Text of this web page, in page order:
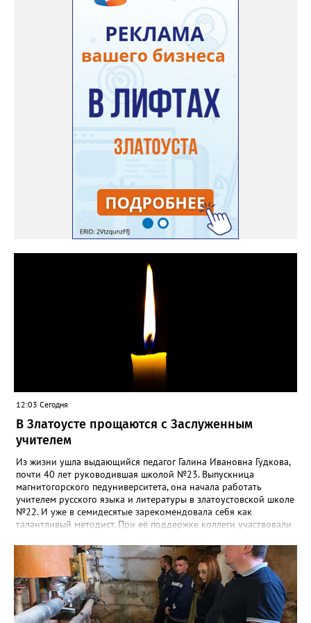
12:03 Сегодня
В Златоусте прощаются с Заслуженным
учителем
Из жизни ушла выдающийся педагог Галина Ивановна Гудкова,
почти 40 лет руководившая школой №23. Выпускница
магнитогорского педуниверситета, она начала работать
учителем русского языка и литературы в златоустовской школе
№22. И уже в семидесятые зарекомендовала себя как
талантливый методист. При её поддержке коллеги участвовали
«Благодаря её мудрому руководству в школе сформировался
сильный педагогический коллектив, объединённый общими
ценностями и любовью к своему делу. Для многих Галина
Ивановна навсегда останется не только талантливым
руководителем, но и настоящим Учителем с большой буквы», -
говорится в сообществе школы №23 во ВКонтакте. Свои